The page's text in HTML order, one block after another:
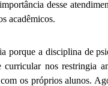
desse
acadêmicos.
porque a disciplina de
curricular nos restringia
os próprios alunos.